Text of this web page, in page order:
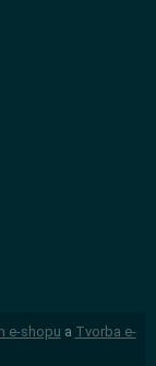
e-shopu a Tvorba e-